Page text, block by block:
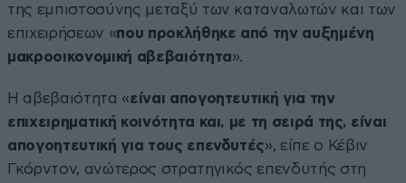
της εμπιστοσύνης μεταξύ των καταναλωτών και των
επιχειρήσεων «που προκλήθηκε από την αυξημένη
μακροοικονομική αβεβαιότητα».
Η αβεβαιότητα «είναι απογοητευτική για την
επιχειρηματική κοινότητα και, με τη σειρά της, είναι
απογοητευτική για τους επενδυτές», είπε ο Κέβιν
Γκόρντον, ανώτερος στρατηγικός επενδυτής στη